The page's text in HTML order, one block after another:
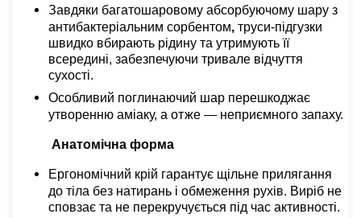
Завдяки багатошаровому абсорбуючому шару з
антибактеріальним сорбентом, труси-підгузки
швидко вбирають рідину та утримують її
всередині, забезпечуючи тривале відчуття
сухості.
Особливий поглинаючий шар перешкоджає
утворенню аміаку, а отже — неприємного запаху.
Анатомічна форма
Ергономічний крій гарантує щільне прилягання
до тіла без натирань і обмеження рухів. Виріб не
сповзає та не перекручується під час активності.